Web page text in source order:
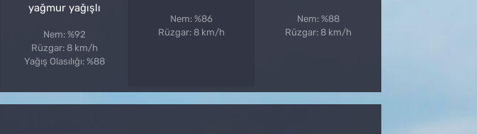
yağmur yağışlı
Nem: %92
Rüzgar: 8 km/h
Yağış Olasılığı: %88
Nem: %86
Rüzgar: 8 km/h
Nem: %88
Rüzgar: 8 km/h